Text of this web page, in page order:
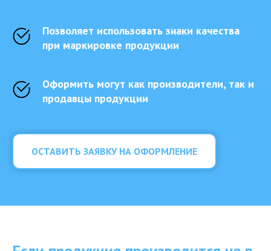
Позволяет использовать знаки качества
при маркировке продукции
Оформить могут как производители, так и
продавцы продукции
ОСТАВИТЬ ЗАЯВКУ НА ОФОРМЛЕНИЕ